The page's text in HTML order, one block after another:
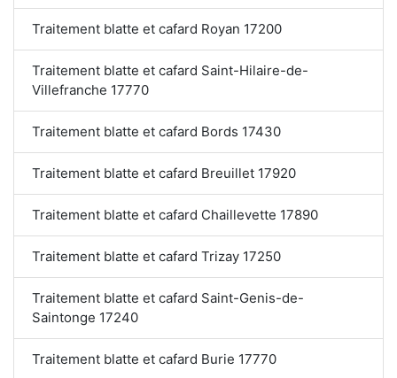
Traitement blatte et cafard Royan 17200
Traitement blatte et cafard Saint-Hilaire-de-
Villefranche 17770
Traitement blatte et cafard Bords 17430
Traitement blatte et cafard Breuillet 17920
Traitement blatte et cafard Chaillevette 17890
Traitement blatte et cafard Trizay 17250
Traitement blatte et cafard Saint-Genis-de-
Saintonge 17240
Traitement blatte et cafard Burie 17770